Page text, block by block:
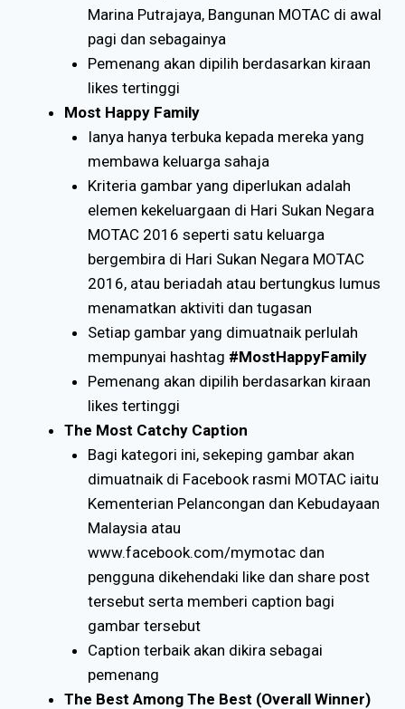
Marina Putrajaya, Bangunan MOTAC di awal
pagi dan sebagainya
Pemenang akan dipilih berdasarkan kiraan
likes tertinggi
Most Happy Family
Ianya hanya terbuka kepada mereka yang
membawa keluarga sahaja
Kriteria gambar yang diperlukan adalah
elemen kekeluargaan di Hari Sukan Negara
MOTAC 2016 seperti satu keluarga
bergembira di Hari Sukan Negara MOTAC
2016, atau beriadah atau bertungkus lumus
menamatkan aktiviti dan tugasan
Setiap gambar yang dimuatnaik perlulah
mempunyai hashtag #MostHappyFamily
Pemenang akan dipilih berdasarkan kiraan
likes tertinggi
The Most Catchy Caption
Bagi kategori ini, sekeping gambar akan
dimuatnaik di Facebook rasmi MOTAC iaitu
Kementerian Pelancongan dan Kebudayaan
Malaysia atau
www.facebook.com/mymotac dan
pengguna dikehendaki like dan share post
tersebut serta memberi caption bagi
gambar tersebut
Caption terbaik akan dikira sebagai
pemenang
The Best Among The Best (Overall Winner)